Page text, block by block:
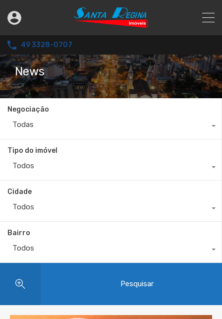
49 3328-0707
News
Negociação
Todas
Tipo do imóvel
Todos
Cidade
Todos
Bairro
Todos
Pesquisar